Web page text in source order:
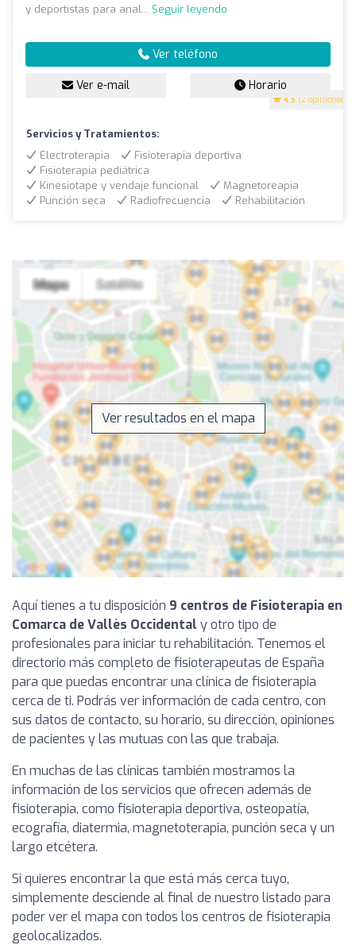
4.5 (2 opiniones)
y deportistas para anal... Seguir leyendo
Ver teléfono
Ver e-mail Horario
Servicios y Tratamientos:
Electroterapia
Fisioterapia deportiva
Fisioterapia pediátrica
Kinesiotape y vendaje funcional
Magnetoreapia
Punción seca
Radiofrecuencia Rehabilitación
Ver resultados en el mapa
Aquí tienes a tu disposición 9 centros de Fisioterapia en
Comarca de Vallès Occidental y otro tipo de
profesionales para iniciar tu rehabilitación. Tenemos el
directorio más completo de fisioterapeutas de España
para que puedas encontrar una clínica de fisioterapia
cerca de ti. Podrás ver información de cada centro, con
sus datos de contacto, su horario, su dirección, opiniones
de pacientes y las mutuas con las que trabaja.
En muchas de las clínicas también mostramos la
información de los servicios que ofrecen además de
fisioterapia, como fisioterapia deportiva, osteopatía,
ecografía, diatermia, magnetoterapia, punción seca y un
largo etcétera.
Si quieres encontrar la que está más cerca tuyo,
simplemente desciende al final de nuestro listado para
poder ver el mapa con todos los centros de fisioterapia
geolocalizados.